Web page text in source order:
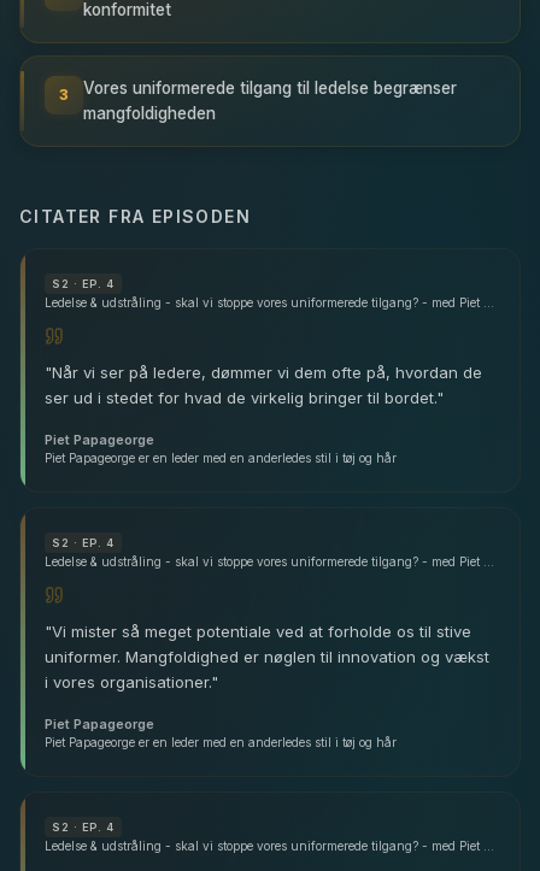
konformitet
3
Vores uniformerede tilgang til ledelse begrænser
mangfoldigheden
CITATER FRA EPISODEN
S 2 · EP. 4
"Når vi ser på ledere, dømmer vi dem ofte på, hvordan de
ser ud i stedet for hvad de virkelig bringer til bordet."
Piet Papageorge
Piet Papageorge er en leder med en anderledes stil i tøj og hår
S 2 · EP. 4
"Vi mister så meget potentiale ved at forholde os til stive
uniformer. Mangfoldighed er nøglen til innovation og vækst
i vores organisationer."
Piet Papageorge
Piet Papageorge er en leder med en anderledes stil i tøj og hår
S 2 · EP. 4